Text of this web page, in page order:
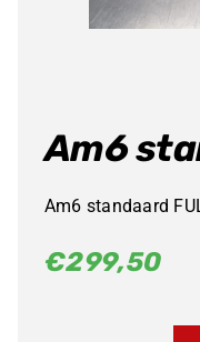
Am6
Am6 standaard
€299,50